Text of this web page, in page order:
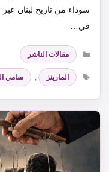
سوداء من تاريخ لبنان
في…
التصنيفات
مقالات الناشر
الوسوم
المارينز , سامي